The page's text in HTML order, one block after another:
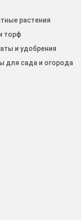
растения
торф
и удобрения
для сада и огорода